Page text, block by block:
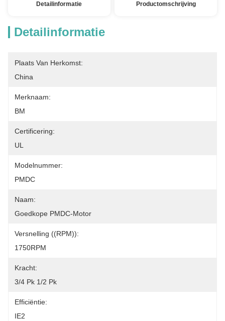
Detailinformatie Productomschrijving
Detailinformatie
Plaats Van Herkomst:
China
Merknaam:
BM
Certificering:
UL
Modelnummer:
PMDC
Naam:
Goedkope PMDC-Motor
Versnelling ((RPM)):
1750RPM
Kracht:
3/4 Pk 1/2 Pk
Efficiëntie:
IE2